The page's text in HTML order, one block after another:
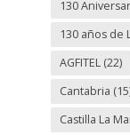
130
130 años de
AGFITEL(22)
Cantabria
Castilla La